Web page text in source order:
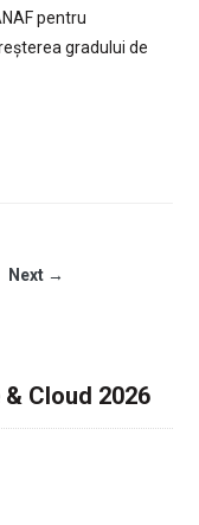
pentru
gradului de
Next →
Cloud 2026